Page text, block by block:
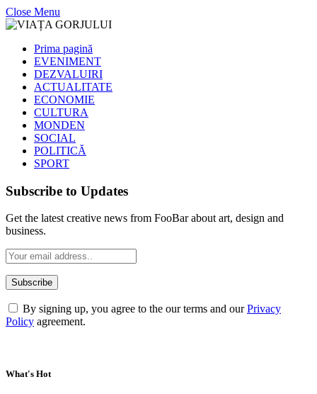
Close Menu
Prima pagină
EVENIMENT
DEZVALUIRI
ACTUALITATE
ECONOMIE
CULTURA
MONDEN
SOCIAL
POLITICĂ
SPORT
Subscribe to Updates
Get the latest creative news from FooBar about art, design and
business.
By signing up, you agree to the our terms and ourPrivacy
Policy agreement.
What's Hot